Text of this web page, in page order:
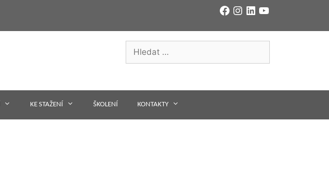
FacebookInstagramLinkedInYouTube
KE STAŽENÍ ŠKOLENÍ KONTAKTY